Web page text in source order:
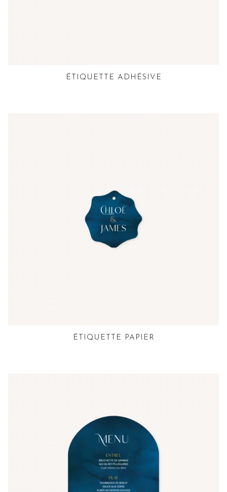
ÉTIQUETTE ADHÉSIVE
ÉTIQUETTE PAPIER